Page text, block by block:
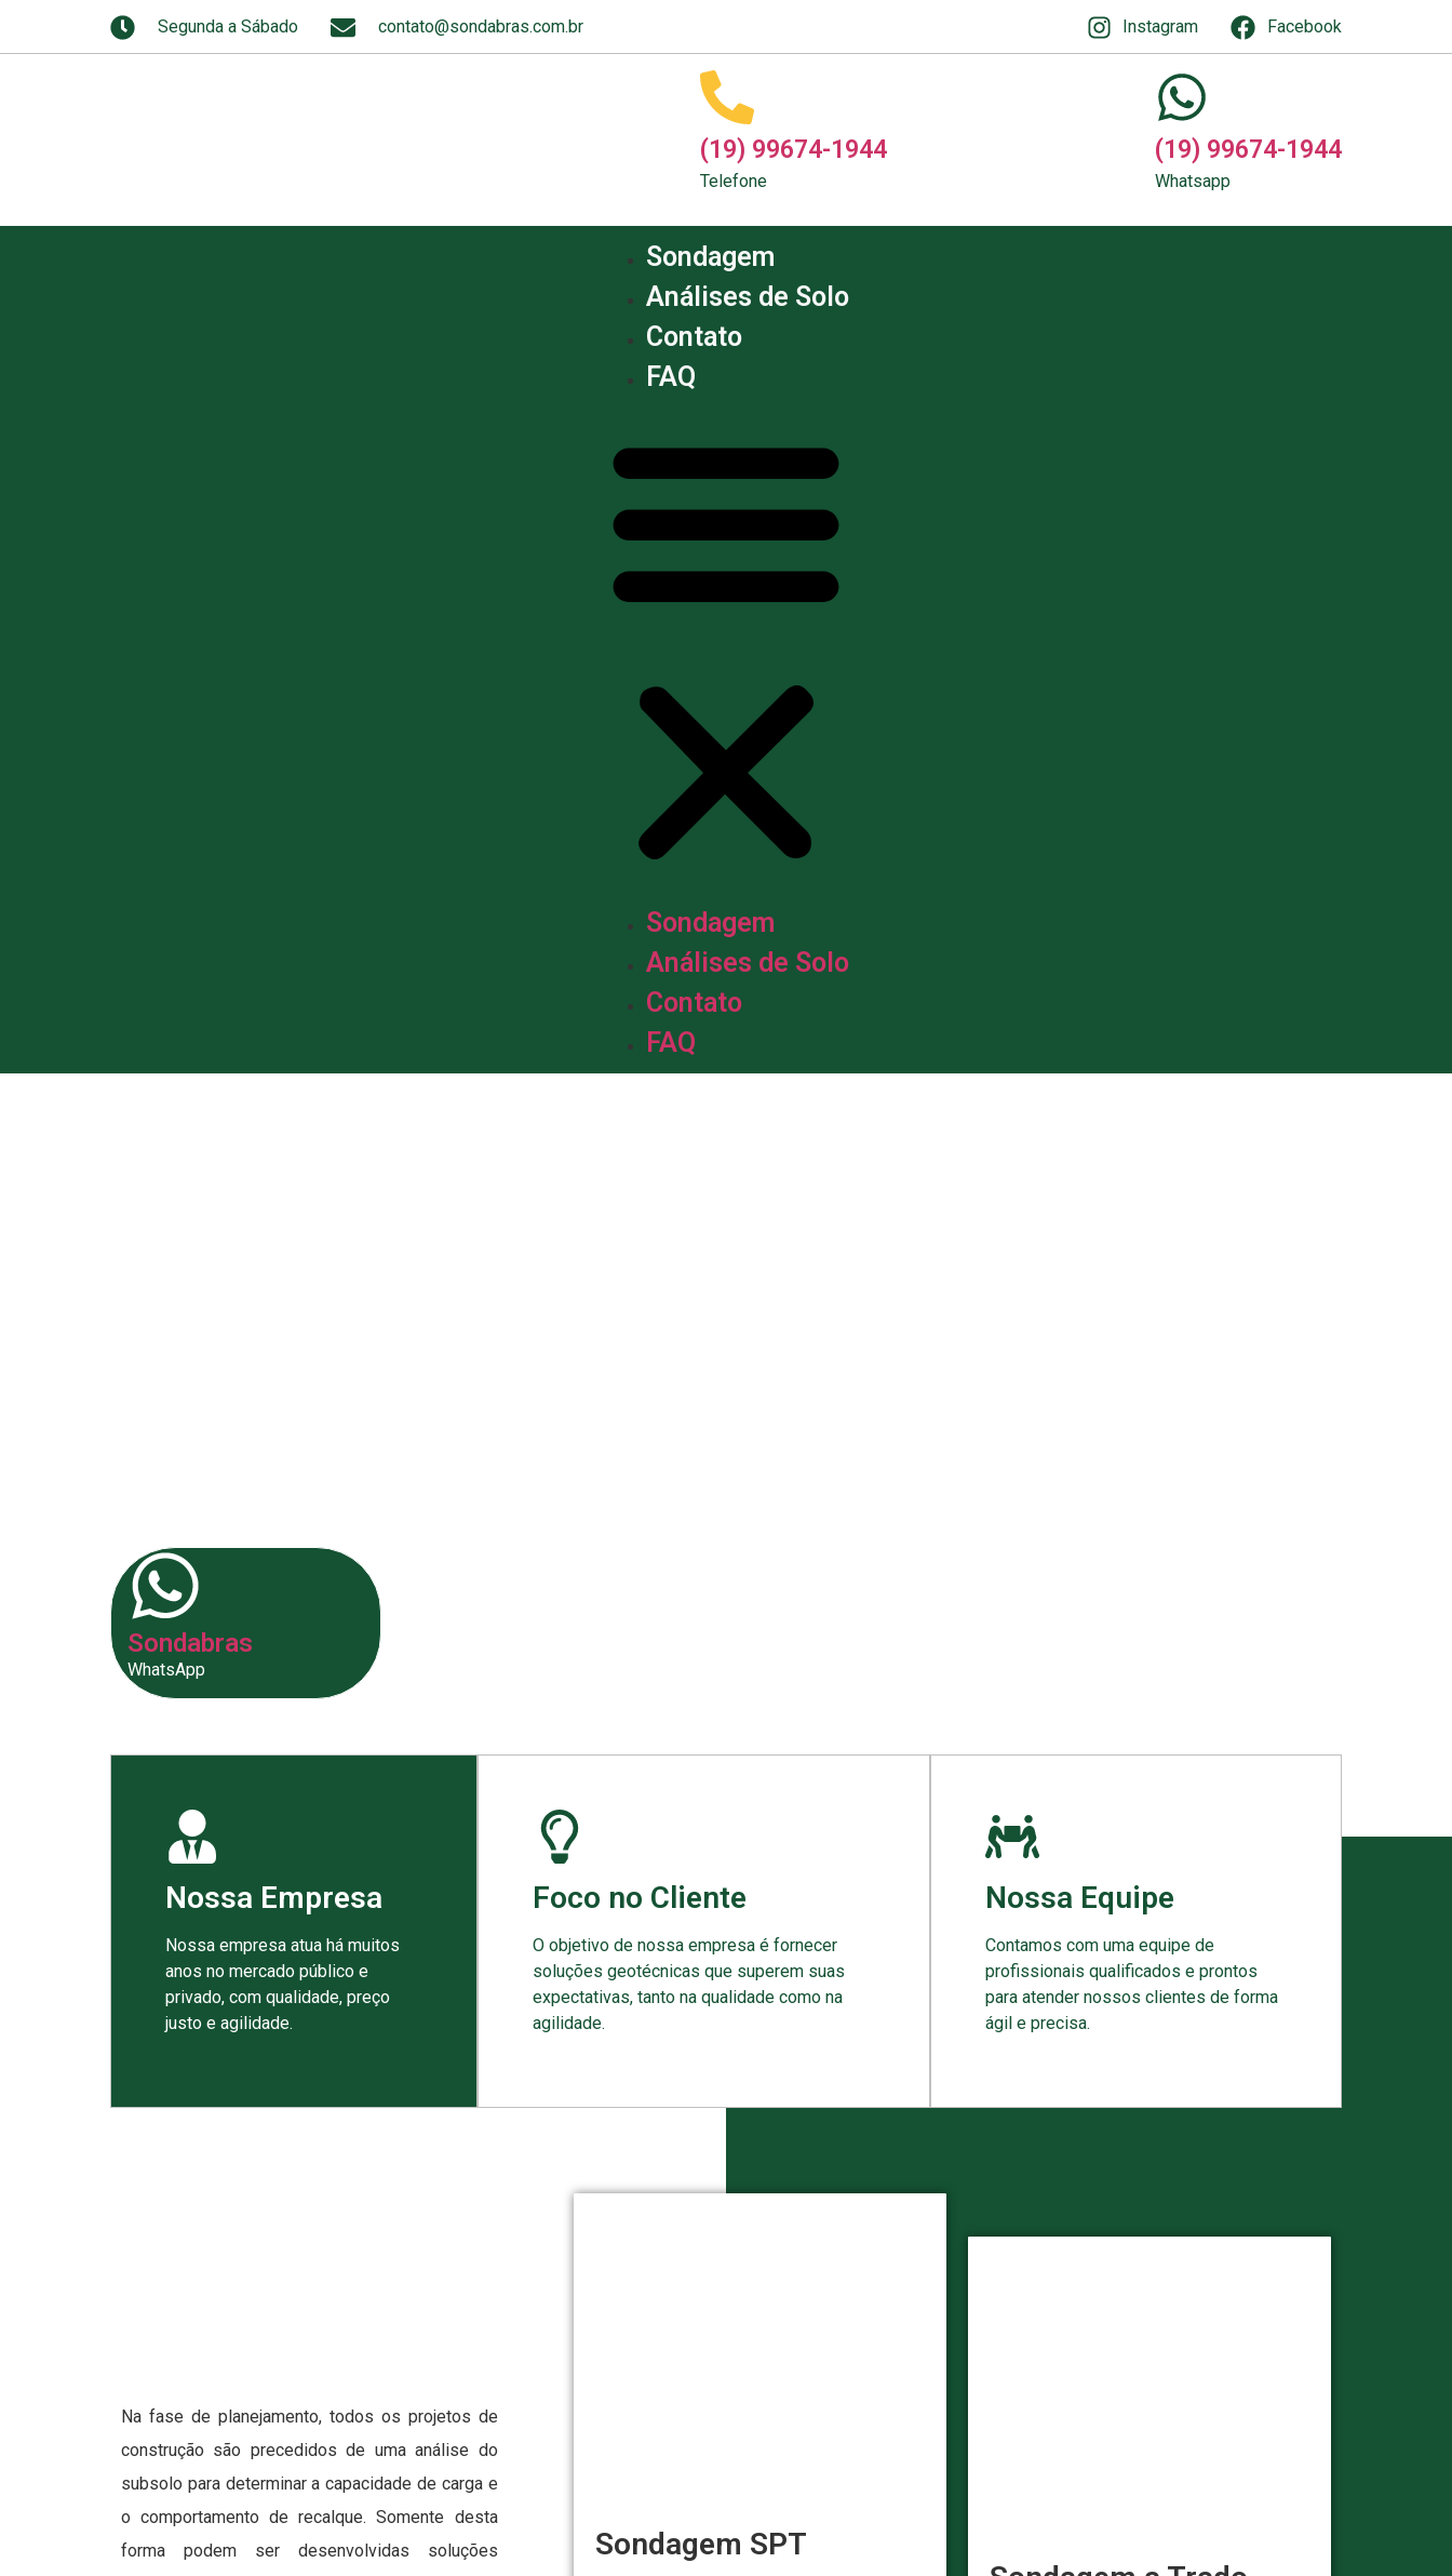
Segunda a Sábado contato@sondabras.com.br Instagram Facebook
(19) 99674-1944
Telefone
(19) 99674-1944
Whatsapp
Sondagem
Análises de Solo
Contato
FAQ
Sondagem
Análises de Solo
Contato
FAQ
Sondabras
WhatsApp
Nossa Empresa
Nossa empresa atua há muitos
anos no mercado público e
privado, com qualidade, preço
justo e agilidade.
Foco no Cliente
O objetivo de nossa empresa é fornecer
soluções geotécnicas que superem suas
expectativas, tanto na qualidade como na
agilidade.
Nossa Equipe
Contamos com uma equipe de
profissionais qualificados e prontos
para atender nossos clientes de forma
ágil e precisa.
Na fase de planejamento, todos os projetos de
construção são precedidos de uma análise do
subsolo para determinar a capacidade de carga e
o comportamento de recalque. Somente desta
forma podem ser desenvolvidas soluções
Sondagem SPT